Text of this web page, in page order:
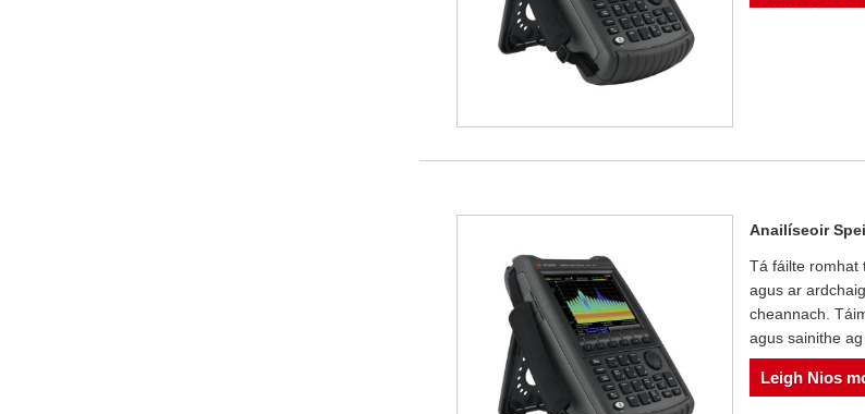
Anailíseoir
Tá fáilte romhat
agus ar
cheannach.
agus sainithe
Leigh Nios